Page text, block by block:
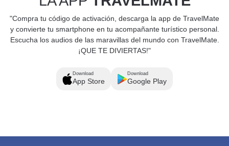
"Compra tu código de activación, descarga la app de TravelMate
y convierte tu smartphone en tu acompañante turístico personal.
Escucha los audios de las maravillas del mundo con TravelMate.
¡QUE TE DIVIERTAS!"
Download
App Store
Download
Google Play